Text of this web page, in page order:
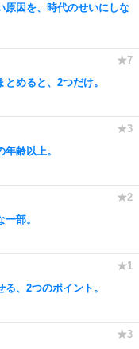
原因を、時代のせいにしな
めると、2つだけ。
齢以上。
部。
、2つのポイント。